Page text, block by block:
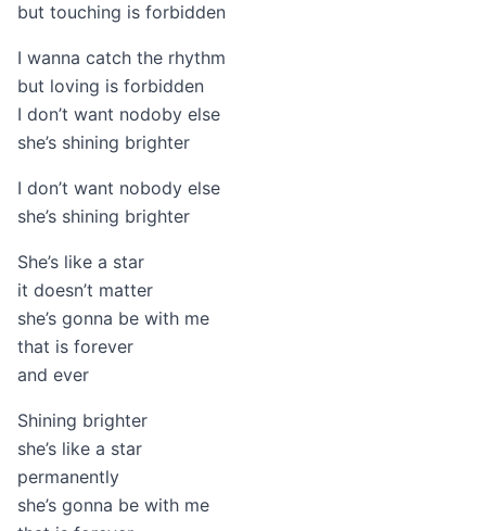
but touching is forbidden
I wanna catch the rhythm
but loving is forbidden
I don’t want nodoby else
she’s shining brighter
I don’t want nobody else
she’s shining brighter
She’s like a star
it doesn’t matter
she’s gonna be with me
that is forever
and ever
Shining brighter
she’s like a star
permanently
she’s gonna be with me